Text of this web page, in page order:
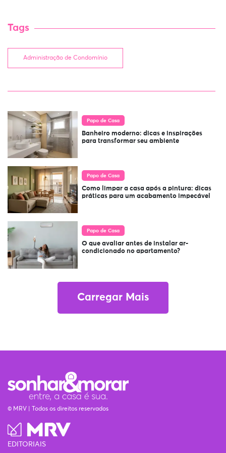
Tags
Administração de Condomínio
Papo de Casa
Banheiro moderno: dicas e inspirações
para transformar seu ambiente
Papo de Casa
Como limpar a casa após a pintura: dicas
práticas para um acabamento impecável
Papo de Casa
O que avaliar antes de instalar ar-
condicionado no apartamento?
Carregar Mais
© MRV | Todos os direitos reservados
EDITORIAIS